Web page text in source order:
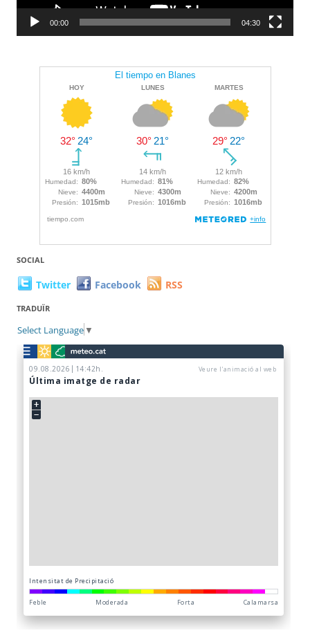
00:00 04:30
SOCIAL
Twitter Facebook RSS
TRADUÏR
Select Language ▼